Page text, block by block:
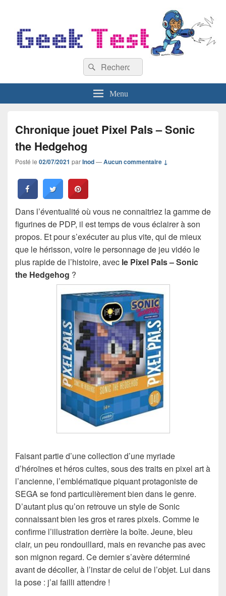
Recherche :
Rechercher
Menu
Chronique jouet Pixel Pals – Sonic
the Hedgehog
Posté le 02/07/2021 parInod—Aucun commentaire ↓
Dans l’éventualité où vous ne connaitriez la gamme de
figurines de PDP, il est temps de vous éclairer à son
propos. Et pour s’exécuter au plus vite, qui de mieux
que le hérisson, voire le personnage de jeu vidéo le
plus rapide de l’histoire, avec le Pixel Pals – Sonic
the Hedgehog ?
Faisant partie d’une collection d’une myriade
d’héroïnes et héros cultes, sous des traits en pixel art à
l’ancienne, l’emblématique piquant protagoniste de
SEGA se fond particulièrement bien dans le genre.
D’autant plus qu’on retrouve un style de Sonic
connaissant bien les gros et rares pixels. Comme le
confirme l’illustration derrière la boîte. Jeune, bleu
clair, un peu rondouillard, mais en revanche pas avec
son mignon regard. Ce dernier s’avère déterminé
avant de décoller, à l’instar de celui de l’objet. Lui dans
la pose : j’ai failli attendre !